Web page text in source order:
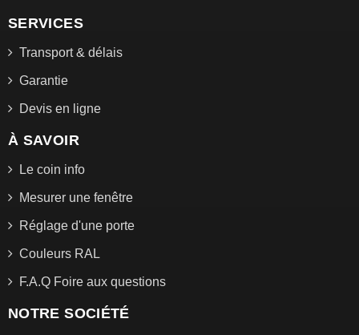
SERVICES
Transport & délais
Garantie
Devis en ligne
À SAVOIR
Le coin info
Mesurer une fenêtre
Réglage d'une porte
Couleurs RAL
F.A.Q Foire aux questions
NOTRE SOCIÉTÉ